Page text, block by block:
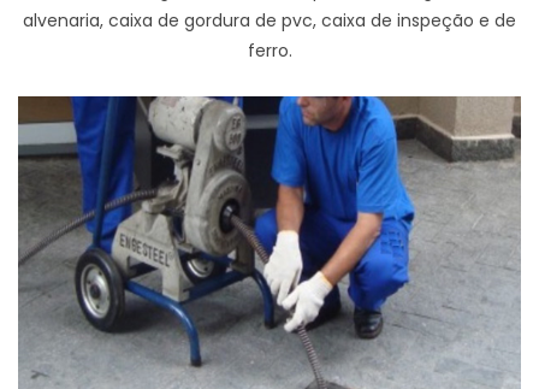
alvenaria, caixa de gordura de pvc, caixa de inspeção e de
ferro.